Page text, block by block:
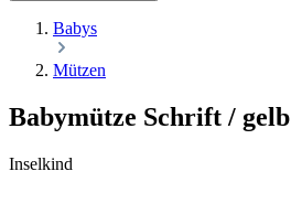
Babys
Mützen
Babymütze Schrift / gelb
Inselkind